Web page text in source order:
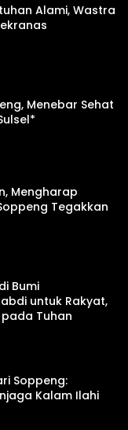
Alami, Wastra
Menebar Sehat
Mengharap
Tegakkan
Bumi
untuk Rakyat,
Tuhan
Soppeng:
Kalam Ilahi